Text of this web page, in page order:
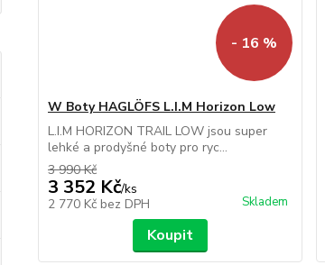
- 16 %
W Boty HAGLÖFS L.I.M Horizon Low
L.I.M HORIZON TRAIL LOW jsou super
lehké a prodyšné boty pro ryc...
3 990 Kč
3 352 Kč/ks
2 770 Kč bez DPH Skladem
Koupit